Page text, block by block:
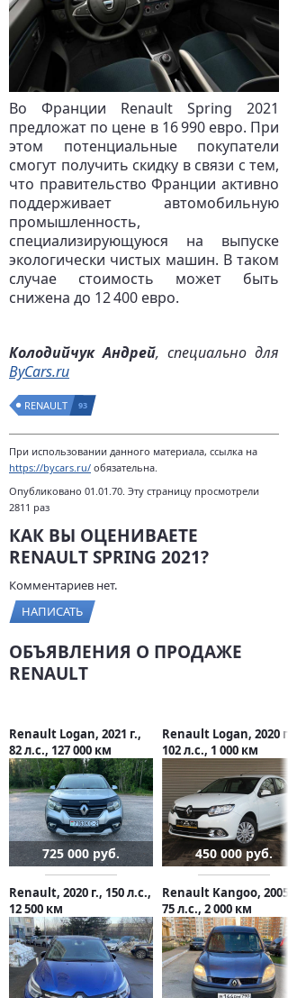
Во Франции Renault Spring 2021
предложат по цене в 16 990 евро. При
этом потенциальные покупатели
смогут получить скидку в связи с тем,
что правительство Франции активно
поддерживает автомобильную
промышленность,
специализирующуюся на выпуске
экологически чистых машин. В таком
случае стоимость может быть
снижена до 12 400 евро.
Колодийчук Андрей, специально для
ByCars.ru
RENAULT 93
При использовании данного материала, ссылка на
https://bycars.ru/ обязательна.
Опубликовано 01.01.70. Эту страницу просмотрели
2811 раз
КАК ВЫ ОЦЕНИВАЕТЕ
RENAULT SPRING 2021?
Комментариев нет.
НАПИСАТЬ
ОБЪЯВЛЕНИЯ О ПРОДАЖЕ
RENAULT
Renault Logan, 2021 г.,
82 л.с., 127 000 км
725 000 руб.
Renault Logan, 2020 г.,
102 л.с., 1 000 км
450 000 руб.
Renault, 2020 г., 150 л.с.,
12 500 км
Renault Kangoo, 2005
75 л.с., 2 000 км